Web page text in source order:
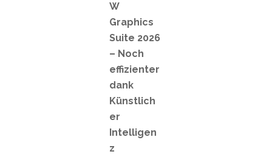
W
Graphics
Suite 2026
– Noch
effizienter
dank
Künstlich
er
Intelligen
z